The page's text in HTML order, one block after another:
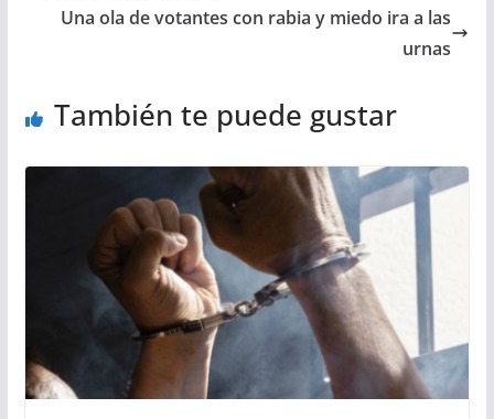
Una ola de votantes con rabia y miedo ira a las
urnas
También te puede gustar